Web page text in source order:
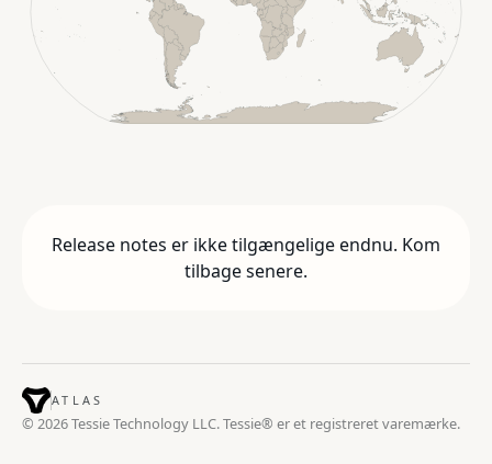
Release notes er ikke tilgængelige endnu. Kom
tilbage senere.
ATLAS
© 2026 Tessie Technology LLC. Tessie® er et registreret varemærke.